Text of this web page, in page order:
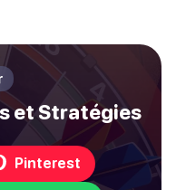
et Stratégies
Pinterest